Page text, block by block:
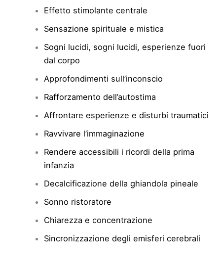
Effetto stimolante centrale
Sensazione spirituale e mistica
Sogni lucidi, sogni lucidi, esperienze fuori
dal corpo
Approfondimenti sull’inconscio
Rafforzamento dell’autostima
Affrontare esperienze e disturbi traumatici
Ravvivare l’immaginazione
Rendere accessibili i ricordi della prima
infanzia
Decalcificazione della ghiandola pineale
Sonno ristoratore
Chiarezza e concentrazione
Sincronizzazione degli emisferi cerebrali